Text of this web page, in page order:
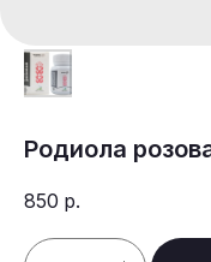
Родиола
850 р.